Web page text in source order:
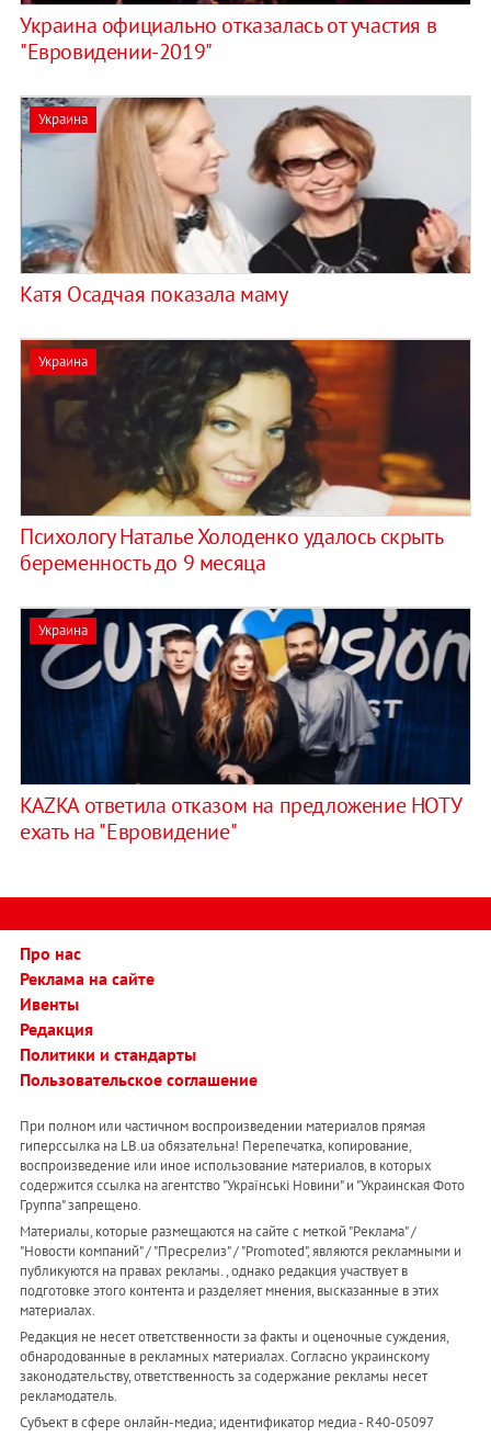
Украина официально отказалась от участия в
"Евровидении-2019"
Украина
Катя Осадчая показала маму
Украина
Психологу Наталье Холоденко удалось скрыть
беременность до 9 месяца
Украина
KAZKA ответила отказом на предложение НОТУ
ехать на "Евровидение"
Про нас
Реклама на сайте
Ивенты
Редакция
Политики и стандарты
Пользовательское соглашение
При полном или частичном воспроизведении материалов прямая
гиперссылка на LB.ua обязательна! Перепечатка, копирование,
воспроизведение или иное использование материалов, в которых
содержится ссылка на агентство "Українськi Новини" и "Украинская Фото
Группа" запрещено.
Материалы, которые размещаются на сайте с меткой "Реклама" /
"Новости компаний" / "Пресрелиз" / "Promoted", являются рекламными и
публикуются на правах рекламы. , однако редакция участвует в
подготовке этого контента и разделяет мнения, высказанные в этих
материалах.
Редакция не несет ответственности за факты и оценочные суждения,
обнародованные в рекламных материалах. Согласно украинскому
законодательству, ответственность за содержание рекламы несет
рекламодатель.
Субъект в сфере онлайн-медиа; идентификатор медиа - R40-05097